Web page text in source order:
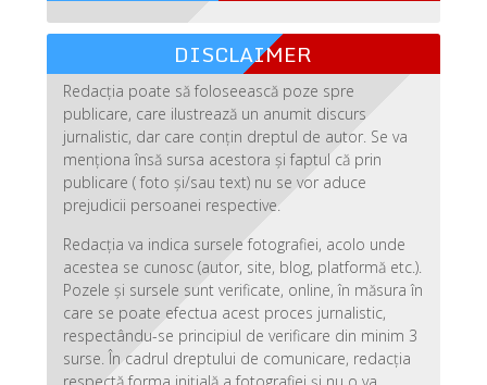
DISCLAIMER
Redacția poate să foloseească poze spre
publicare, care ilustrează un anumit discurs
jurnalistic, dar care conțin dreptul de autor. Se va
menționa însă sursa acestora și faptul că prin
publicare ( foto și/sau text) nu se vor aduce
prejudicii persoanei respective.
Redacția va indica sursele fotografiei, acolo unde
acestea se cunosc (autor, site, blog, platformă etc.).
Pozele și sursele sunt verificate, online, în măsura în
care se poate efectua acest proces jurnalistic,
respectându-se principiul de verificare din minim 3
surse. În cadrul dreptului de comunicare, redacția